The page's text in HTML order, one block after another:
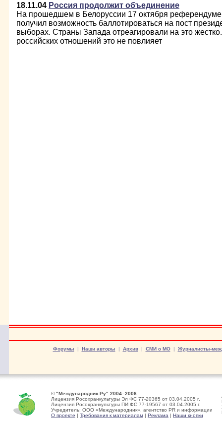
18.11.04 Россия продолжит объединение
На прошедшем в Белоруссии 17 октября
получил возможность баллотироваться на пост
выборах. Страны Запада отреагировали на это
российских отношений это не повлияет
Форумы | Наши авторы | Архив| СМИ о МО| Журналисты-
© "Международник.Ру" 2004–2006
Лицензия Росохранкультуры Эл ФС 77-20365 от 03.04.2005 г.
Лицензия Росохранкультуры ПИ ФС 77-19567 от 03.04.2005 г.
Учредитель: ООО «Международник», агентство PR и информации
О проекте | Требования к материалам | Реклама | Наши кнопки